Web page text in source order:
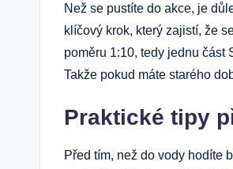
Než se pustíte do akce, je
klíčový krok, který zajistí, že
poměru 1:10, tedy jednu část
Takže pokud máte starého
Praktické tipy
Před tím, než do vody hodíte